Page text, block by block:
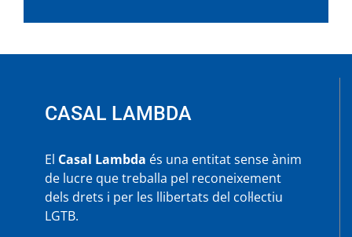
CASAL LAMBDA
El Casal Lambda és una entitat sense ànim
de lucre que treballa pel reconeixement
dels drets i per les llibertats del col·lectiu
LGTB.